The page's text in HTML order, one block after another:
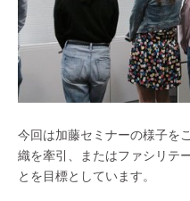
今回は加藤セミナーの様子を
織を牽引、またはファシリテ
とを目標としています。